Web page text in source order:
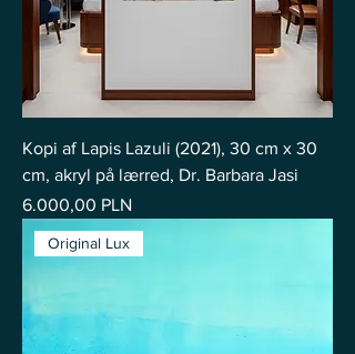
Kopi af Lapis Lazuli (2021), 30 cm x 30
cm, akryl på lærred, Dr. Barbara Jasi
Pris
6.000,00 PLN
Original Lux